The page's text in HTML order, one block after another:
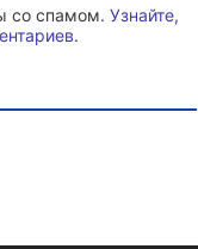
со спамом. Узнайте,
.